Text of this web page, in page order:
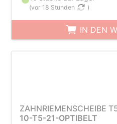
(vor 18 Stunden )
IN DEN
ZAHNRIEMENSCHEIBE
10-T5-21-OPTIBELT